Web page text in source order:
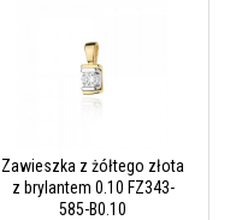
Zawieszka z żółtego złota
z brylantem 0.10 FZ343-
585-B0.10